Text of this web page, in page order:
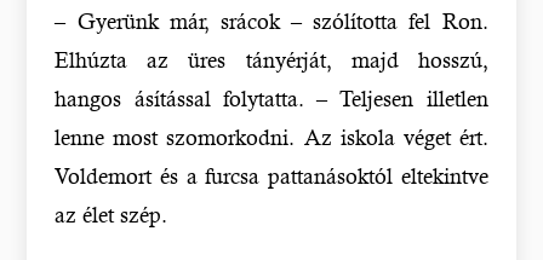
– Gyerünk már, srácok – szólította fel Ron.
Elhúzta az üres tányérját, majd hosszú,
hangos ásítással folytatta. – Teljesen illetlen
lenne most szomorkodni. Az iskola véget ért.
Voldemort és a furcsa pattanásoktól eltekintve
az élet szép.